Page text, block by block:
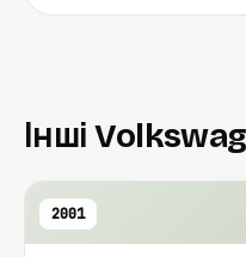
Інші
2001